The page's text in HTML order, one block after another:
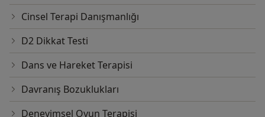
Cinsel Terapi Danışmanlığı
D2 Dikkat Testi
Dans ve Hareket Terapisi
Davranış Bozuklukları
Deneyimsel Oyun Terapisi